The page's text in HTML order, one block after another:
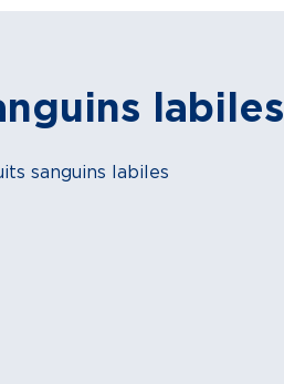
labiles
sanguins labiles